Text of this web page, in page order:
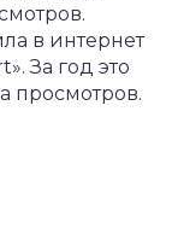
в интернет
За год это
просмотров.